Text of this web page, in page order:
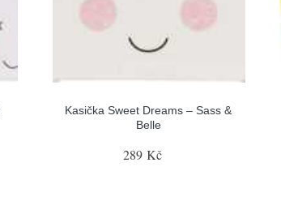
Kasička Sweet Dreams – Sass &
Belle
289 Kč